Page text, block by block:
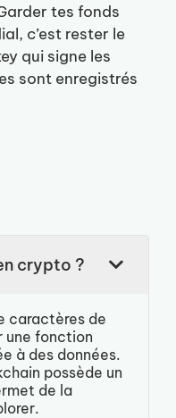
tes fonds
c’est rester le
qui signe les
sont enregistrés
crypto ?
caractères de
une fonction
à des données.
possède un
de la